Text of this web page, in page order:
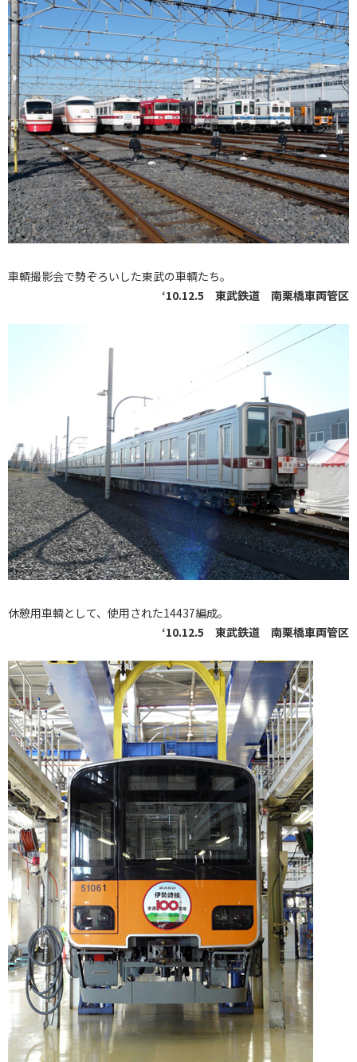
車輌撮影会で勢ぞろいした東武の車輌たち。
‘10.12.5 東武鉄道 南栗橋車両管区
休憩用車輌として、使用された14437編成。
‘10.12.5 東武鉄道 南栗橋車両管区